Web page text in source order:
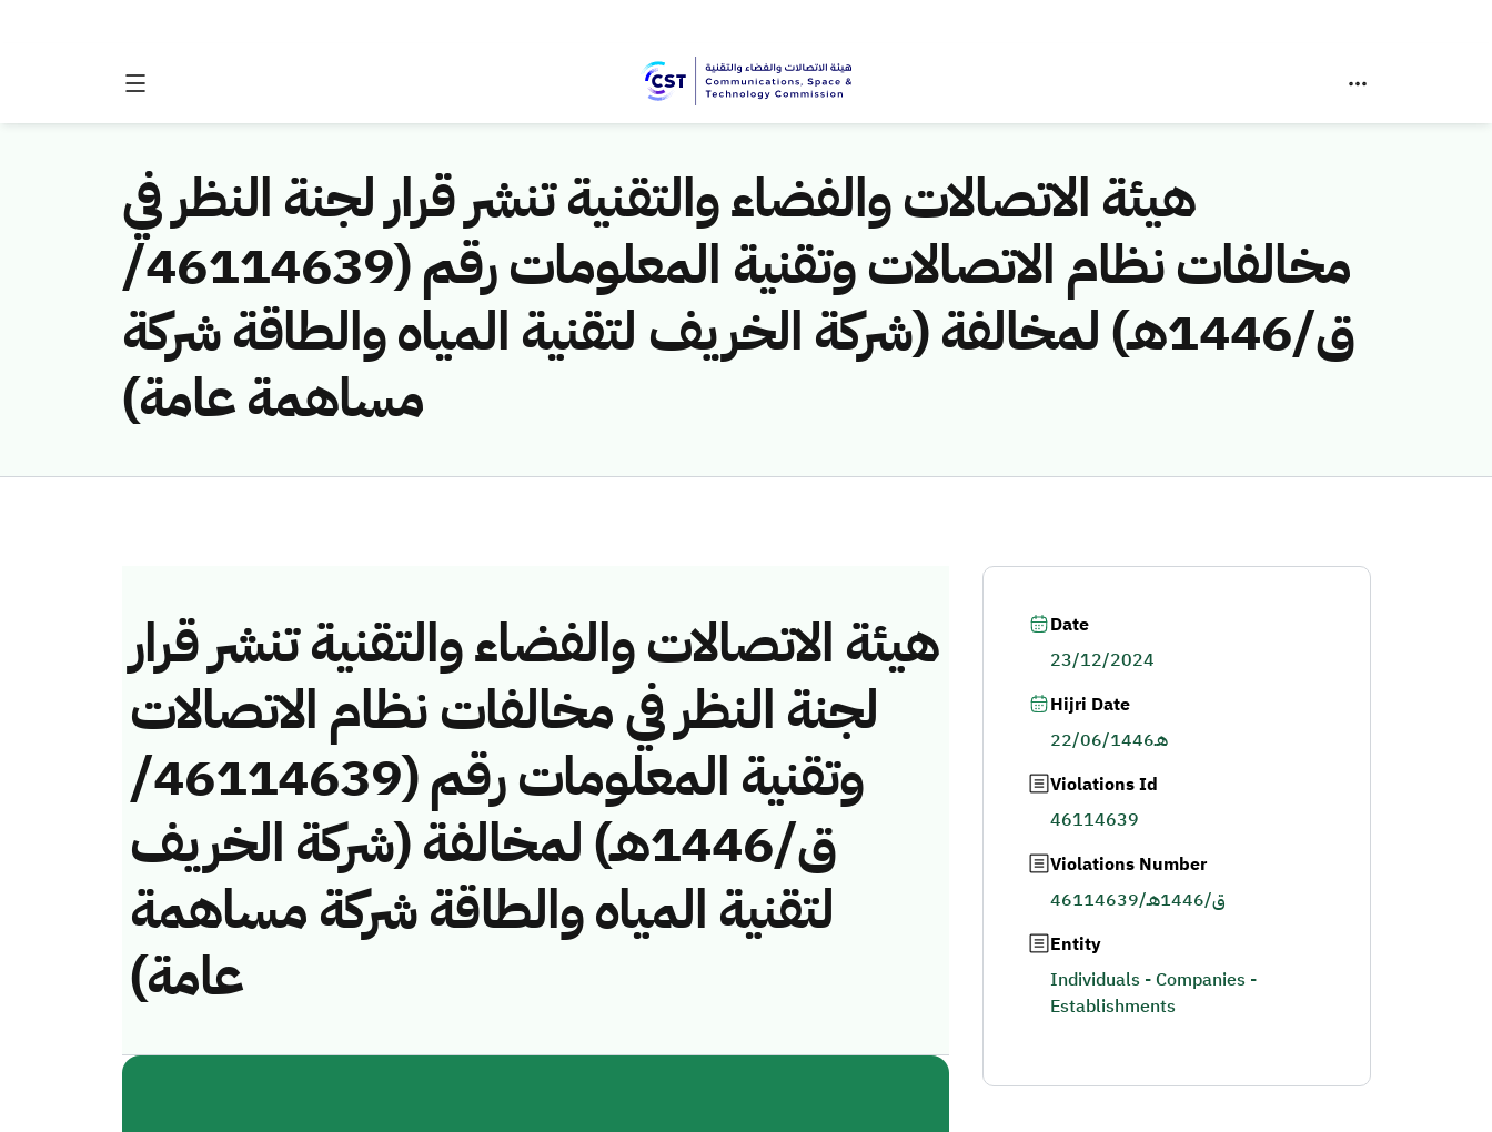
هيئة الاتصالات والفضاء والتقنية تنشر قرار لجنة النظر في
مخالفات نظام الاتصالات وتقنية المعلومات رقم (46114639/
ق/1446هـ) لمخالفة (شركة الخريف لتقنية المياه والطاقة شركة
مساهمة عامة)
هيئة الاتصالات والفضاء والتقنية تنشر قرار
لجنة النظر في مخالفات نظام الاتصالات
وتقنية المعلومات رقم (46114639/
ق/1446هـ) لمخالفة (شركة الخريف
لتقنية المياه والطاقة شركة مساهمة
عامة)
Date
23/12/2024
Hijri Date
22/06/1446هـ
Violations Id
46114639
Violations Number
46114639/ق/1446هـ
Entity
Individuals - Companies -
Establishments